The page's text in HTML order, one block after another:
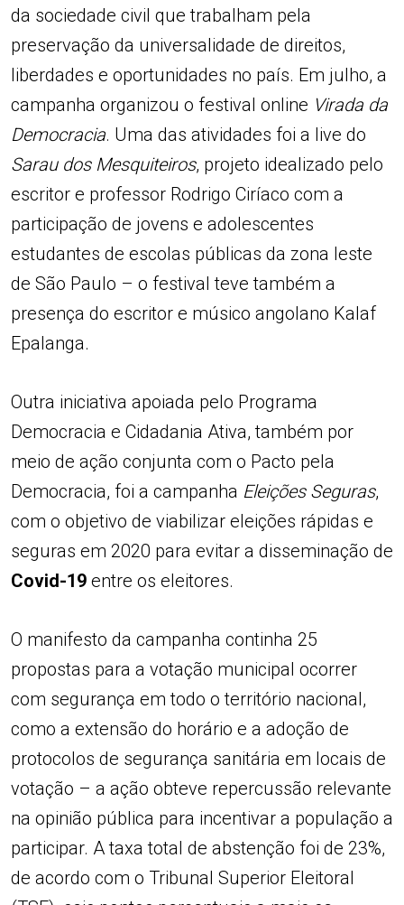
da sociedade civil que trabalham pela
preservação da universalidade de direitos,
liberdades e oportunidades no país. Em julho, a
campanha organizou o festival online Virada da
Democracia. Uma das atividades foi a live do
Sarau dos Mesquiteiros, projeto idealizado pelo
escritor e professor Rodrigo Ciríaco com a
participação de jovens e adolescentes
estudantes de escolas públicas da zona leste
de São Paulo – o festival teve também a
presença do escritor e músico angolano Kalaf
Epalanga.
Outra iniciativa apoiada pelo Programa
Democracia e Cidadania Ativa, também por
meio de ação conjunta com o Pacto pela
Democracia, foi a campanha Eleições Seguras,
com o objetivo de viabilizar eleições rápidas e
seguras em 2020 para evitar a disseminação de
Covid-19 entre os eleitores.
O manifesto da campanha continha 25
propostas para a votação municipal ocorrer
com segurança em todo o território nacional,
como a extensão do horário e a adoção de
protocolos de segurança sanitária em locais de
votação – a ação obteve repercussão relevante
na opinião pública para incentivar a população a
participar. A taxa total de abstenção foi de 23%,
de acordo com o Tribunal Superior Eleitoral